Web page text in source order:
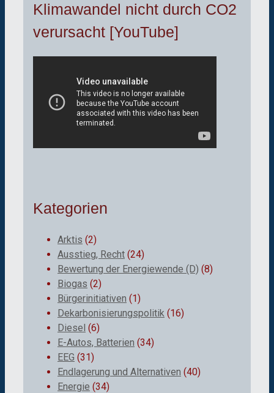
Klimawandel nicht durch CO2
verursacht [YouTube]
Kategorien
Arktis (2)
Ausstieg, Recht (24)
Bewertung der Energiewende (D) (8)
Biogas (2)
Bürgerinitiativen (1)
Dekarbonisierungspolitik (16)
Diesel (6)
E-Autos, Batterien (34)
EEG (31)
Endlagerung und Alternativen (40)
Energie (34)